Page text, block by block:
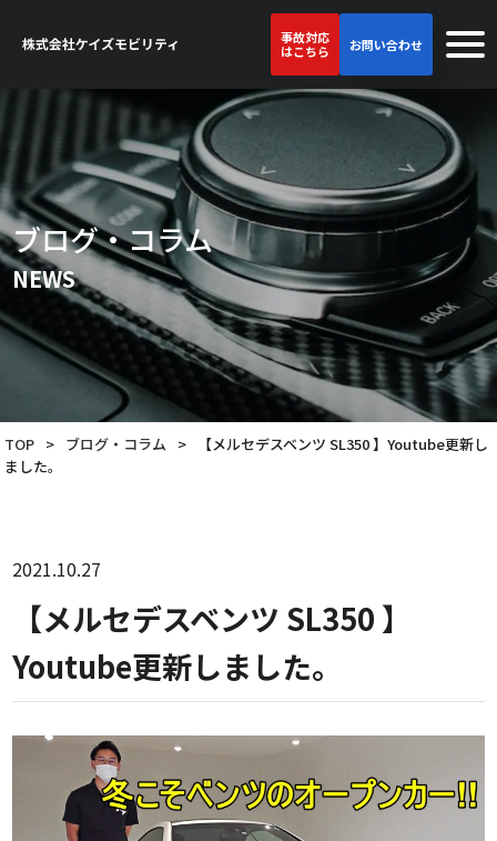
事故対応
はこちら
お問い合わせ
ブログ・コラム
NEWS
TOP > ブログ・コラム >
【メルセデスベンツ SL350 】Youtube更新し
ました。
2021.10.27
【メルセデスベンツ SL350 】
Youtube更新しました。